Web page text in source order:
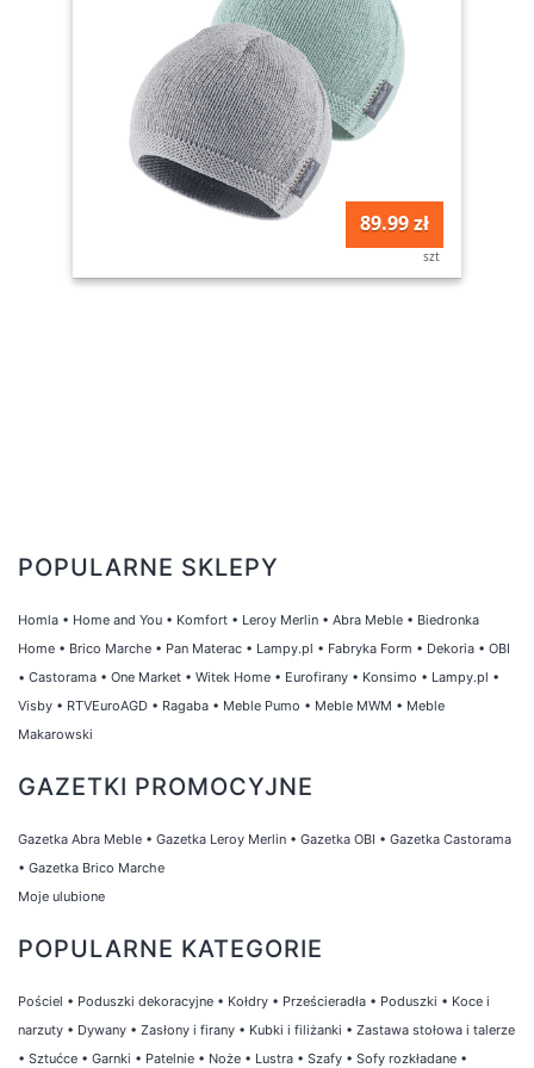
89.99 zł
szt
POPULARNE SKLEPY
Homla • Home and You • Komfort • Leroy Merlin • Abra Meble • Biedronka
Home • Brico Marche • Pan Materac • Lampy.pl • Fabryka Form • Dekoria • OBI
• Castorama • One Market • Witek Home • Eurofirany • Konsimo • Lampy.pl •
Visby • RTVEuroAGD • Ragaba • Meble Pumo • Meble MWM • Meble
Makarowski
GAZETKI PROMOCYJNE
Gazetka Abra Meble • Gazetka Leroy Merlin • Gazetka OBI • Gazetka Castorama
• Gazetka Brico Marche
Moje ulubione
POPULARNE KATEGORIE
Pościel • Poduszki dekoracyjne • Kołdry • Prześcieradła • Poduszki • Koce i
narzuty • Dywany • Zasłony i firany • Kubki i filiżanki • Zastawa stołowa i talerze
• Sztućce • Garnki • Patelnie • Noże • Lustra • Szafy • Sofy rozkładane •